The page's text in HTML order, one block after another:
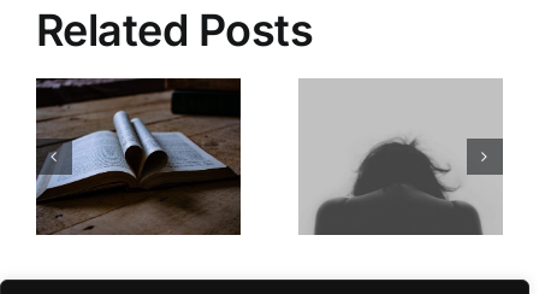
Related Posts